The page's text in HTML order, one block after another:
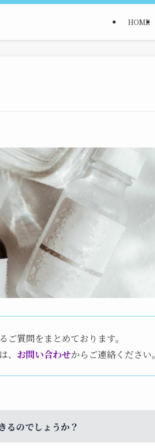
HOME
質問をまとめております。
お問い合わせからご連絡ください。
るのでしょうか？